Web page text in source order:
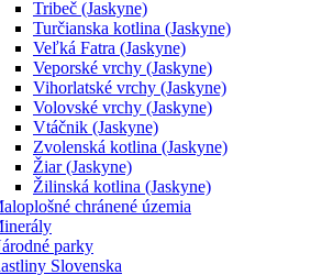
Tribeč (Jaskyne)
Turčianska kotlina (Jaskyne)
Veľká Fatra (Jaskyne)
Veporské vrchy (Jaskyne)
Vihorlatské vrchy (Jaskyne)
Volovské vrchy (Jaskyne)
Vtáčnik (Jaskyne)
Zvolenská kotlina (Jaskyne)
Žiar (Jaskyne)
Žilinská kotlina (Jaskyne)
chránené územia
parky
Slovenska